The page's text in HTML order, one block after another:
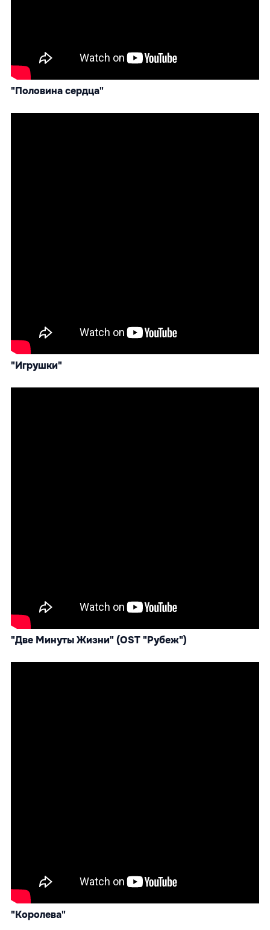
"Половина сердца"
"Игрушки"
"Две Минуты Жизни" (OST "Рубеж")
"Королева"